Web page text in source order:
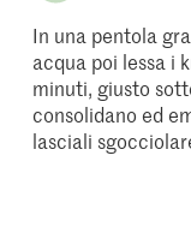
In una pentola
acqua poi lessa i
minuti, giusto
consolidano ed
lasciali